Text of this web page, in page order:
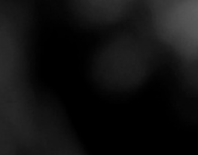
auto Toulouse
auto Lyon
auto Marseille